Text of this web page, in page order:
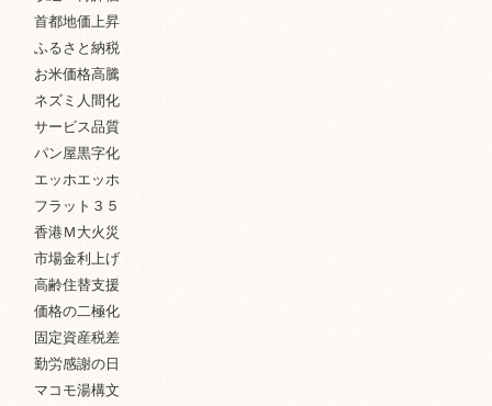
首都地価上昇
ふるさと納税
お米価格高騰
ネズミ人間化
サービス品質
パン屋黒字化
エッホエッホ
フラット３５
香港Ｍ大火災
市場金利上げ
高齢住替支援
価格の二極化
固定資産税差
勤労感謝の日
マコモ湯構文